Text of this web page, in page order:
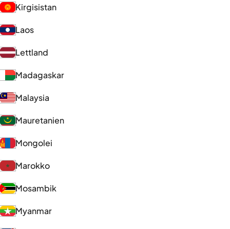
Kirgisistan
Laos
Lettland
Madagaskar
Malaysia
Mauretanien
Mongolei
Marokko
Mosambik
Myanmar